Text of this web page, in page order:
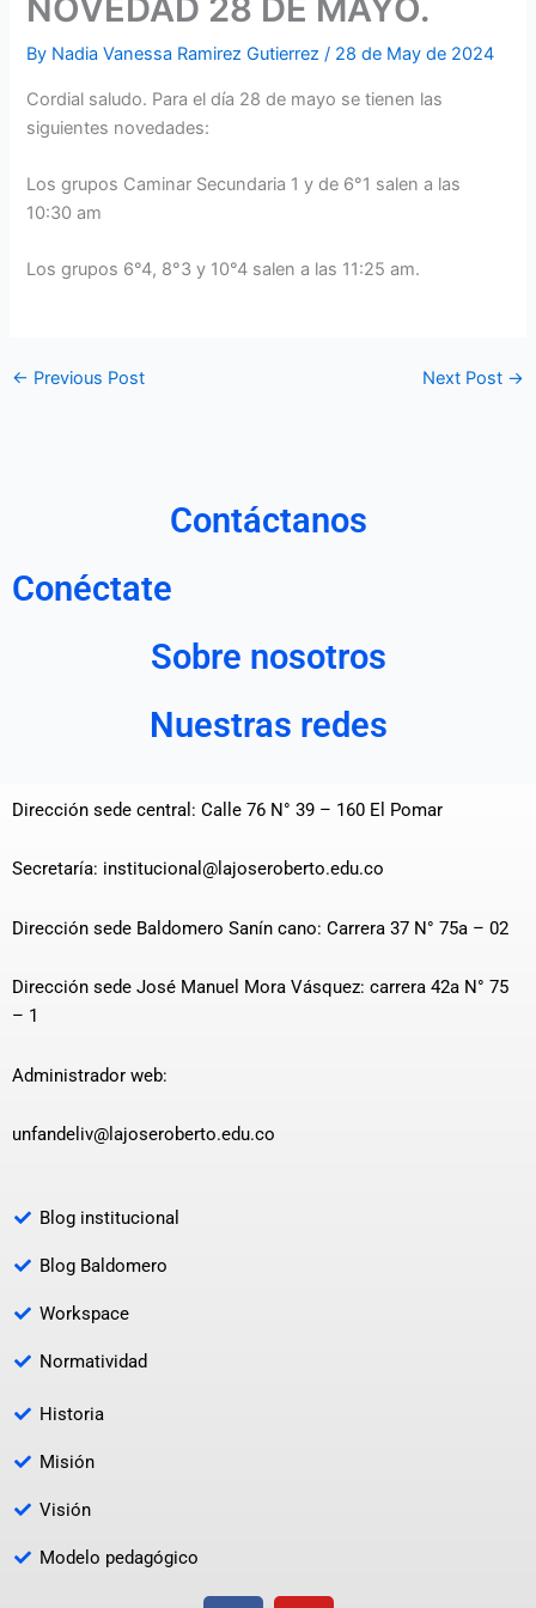
NOVEDAD 28 DE MAYO.
By Nadia Vanessa Ramirez Gutierrez/ 28 de May de 2024
Cordial saludo. Para el día 28 de mayo se tienen las
siguientes novedades:
Los grupos Caminar Secundaria 1 y de 6°1 salen a las
10:30 am
Los grupos 6°4, 8°3 y 10°4 salen a las 11:25 am.
← Previous Post Next Post →
Contáctanos
Conéctate
Sobre nosotros
Nuestras redes
Dirección sede central: Calle 76 N° 39 – 160 El Pomar
Secretaría: institucional@lajoseroberto.edu.co
Dirección sede Baldomero Sanín cano: Carrera 37 N° 75a – 02
Dirección sede José Manuel Mora Vásquez: carrera 42a N° 75
– 1
Administrador web:
unfandeliv@lajoseroberto.edu.co
Blog institucional
Blog Baldomero
Workspace
Normatividad
Historia
Misión
Visión
Modelo pedagógico